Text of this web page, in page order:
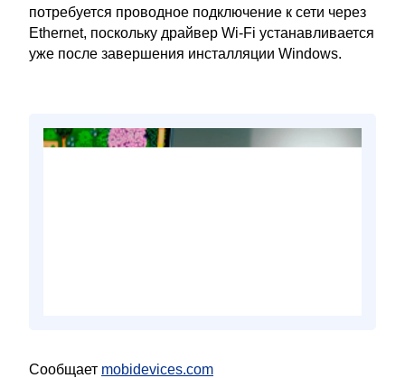
потребуется проводное подключение к сети через
Ethernet, поскольку драйвер Wi-Fi устанавливается
уже после завершения инсталляции Windows.
Сообщает mobidevices.com